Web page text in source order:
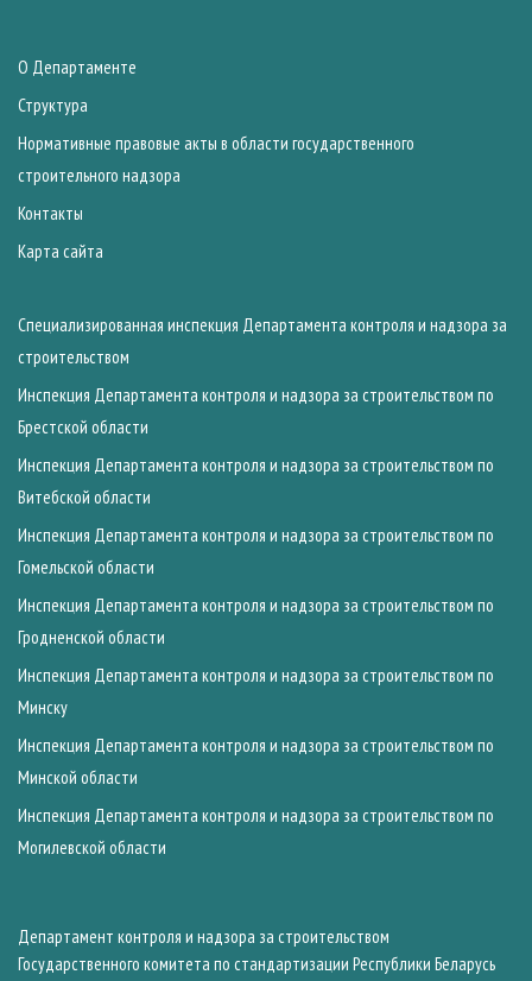
О Департаменте
Структура
Нормативные правовые акты в области государственного
строительного надзора
Контакты
Карта сайта
Специализированная инспекция Департамента контроля и надзора за
строительством
Инспекция Департамента контроля и надзора за строительством по
Брестской области
Инспекция Департамента контроля и надзора за строительством по
Витебской области
Инспекция Департамента контроля и надзора за строительством по
Гомельской области
Инспекция Департамента контроля и надзора за строительством по
Гродненской области
Инспекция Департамента контроля и надзора за строительством по
Минску
Инспекция Департамента контроля и надзора за строительством по
Минской области
Инспекция Департамента контроля и надзора за строительством по
Могилевской области
Департамент контроля и надзора за строительством
Государственного комитета по стандартизации Республики Беларусь